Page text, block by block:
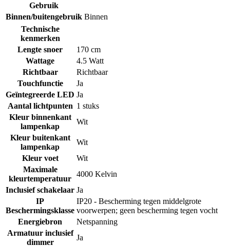
Gebruik
Binnen/buitengebruik Binnen
Technische
kenmerken
Lengte snoer
170 cm
Wattage
4.5 Watt
Richtbaar
Richtbaar
Touchfunctie
Ja
Geïntegreerde LED Ja
Aantal lichtpunten 1 stuks
Kleur binnenkant
lampenkap
Wit
Kleur buitenkant
lampenkap
Wit
Kleur voet
Wit
Maximale
kleurtemperatuur
4000 Kelvin
Inclusief schakelaar Ja
IP
Beschermingsklasse
IP20 - Bescherming tegen middelgrote
voorwerpen; geen bescherming tegen vocht
Energiebron
Netspanning
Armatuur inclusief
dimmer
Ja